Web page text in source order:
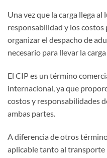
Una vez que la carga llega
responsabilidad y los costos
organizar el despacho de
necesario para llevar la
El CIP es un término
internacional, ya que
costos y responsabilidades
ambas partes.
A diferencia de otros
aplicable tanto al